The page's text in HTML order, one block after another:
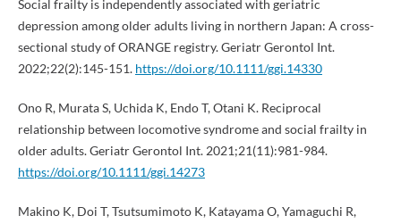
Social frailty is independently associated with geriatric
depression among older adults living in northern Japan: A cross-
sectional study of ORANGE registry. Geriatr Gerontol Int.
2022;22(2):145-151. https://doi.org/10.1111/ggi.14330
Ono R, Murata S, Uchida K, Endo T, Otani K. Reciprocal
relationship between locomotive syndrome and social frailty in
older adults. Geriatr Gerontol Int. 2021;21(11):981-984.
https://doi.org/10.1111/ggi.14273
Makino K, Doi T, Tsutsumimoto K, Katayama O, Yamaguchi R,